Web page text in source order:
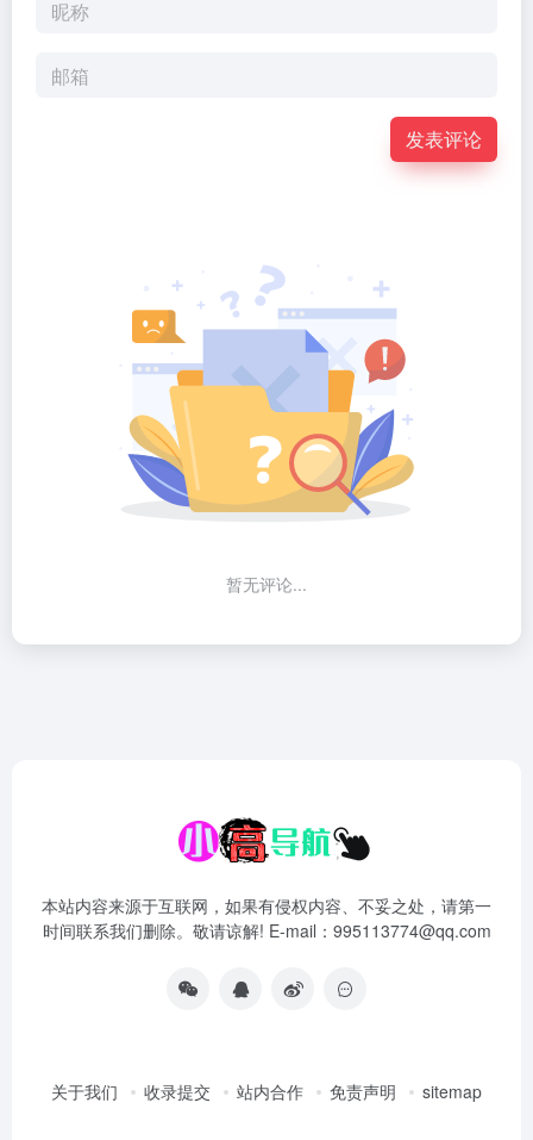
发表评论
暂无评论...
本站内容来源于互联网，如果有侵权内容、不妥之处，请第一
时间联系我们删除。敬请谅解! E-mail：995113774@qq.com
关于我们 收录提交 站内合作 免责声明 sitemap